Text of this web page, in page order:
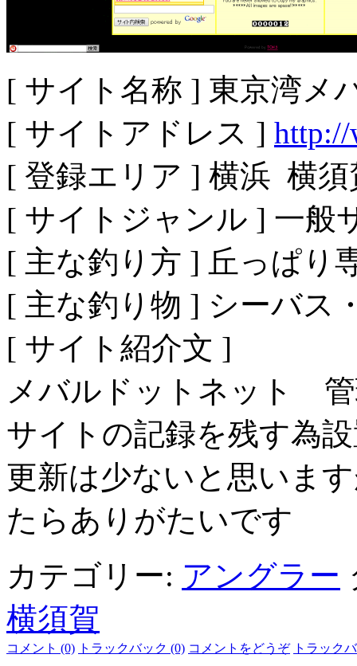
[ サイト名称 ] 東京湾メ
[ サイトアドレス ] http://
[ 登録エリア ] 横浜 横須
[ サイトジャンル ] 一般
[ 主な釣り方 ] 丘っぱり
[ 主な釣り物 ] シーバス
[ サイト紹介文 ]
メバルドットネット
サイトの記録を残す為
更新は少ないと思いま
たらありがた いです
カテゴリー: アングラー
横須賀
コメント (0) トラックバック (0) コメントをどうぞ トラック